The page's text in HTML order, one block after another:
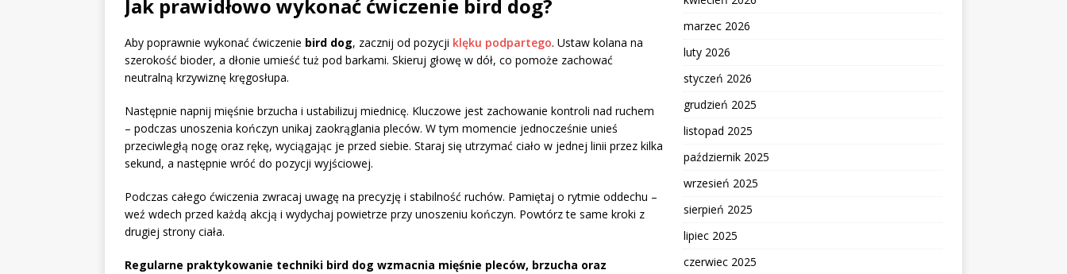
Jak prawidłowo wykonać ćwiczenie bird dog?
Aby poprawnie wykonać ćwiczenie bird dog, zacznij od pozycji klęku podpartego. Ustaw kolana na
szerokość bioder, a dłonie umieść tuż pod barkami. Skieruj głowę w dół, co pomoże zachować
neutralną krzywiznę kręgosłupa.
Następnie napnij mięśnie brzucha i ustabilizuj miednicę. Kluczowe jest zachowanie kontroli nad ruchem
– podczas unoszenia kończyn unikaj zaokrąglania pleców. W tym momencie jednocześnie unieś
przeciwległą nogę oraz rękę, wyciągając je przed siebie. Staraj się utrzymać ciało w jednej linii przez kilka
sekund, a następnie wróć do pozycji wyjściowej.
Podczas całego ćwiczenia zwracaj uwagę na precyzję i stabilność ruchów. Pamiętaj o rytmie oddechu –
weź wdech przed każdą akcją i wydychaj powietrze przy unoszeniu kończyn. Powtórz te same kroki z
drugiej strony ciała.
Regularne praktykowanie techniki bird dog wzmacnia mięśnie pleców, brzucha oraz
marzec 2026
luty 2026
styczeń 2026
grudzień 2025
listopad 2025
październik 2025
wrzesień 2025
sierpień 2025
lipiec 2025
czerwiec 2025